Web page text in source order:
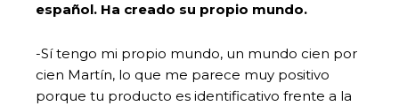
español. Ha creado su propio mundo.
-Sí tengo mi propio mundo, un mundo cien por
cien Martín, lo que me parece muy positivo
porque tu producto es identificativo frente a la